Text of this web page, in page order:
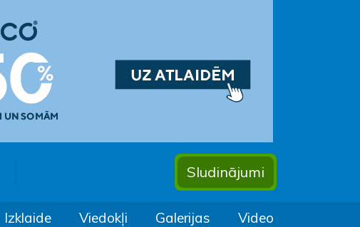
Sludinājumi
Izklaide Viedokļi Galerijas Video